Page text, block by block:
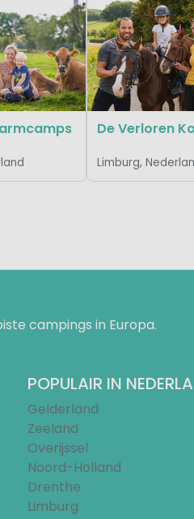
Limburg,
campings in Europa.
POPULAIR IN
Gelderland
Zeeland
Overijssel
Noord-Holland
Drenthe
Limburg